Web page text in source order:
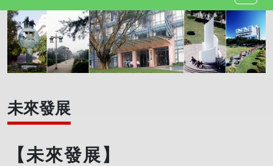
未來發展
【未來發展】